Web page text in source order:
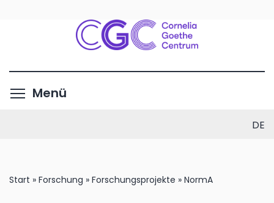
Inhalt
Menü
DE
Start » Forschung » Forschungsprojekte » NormA